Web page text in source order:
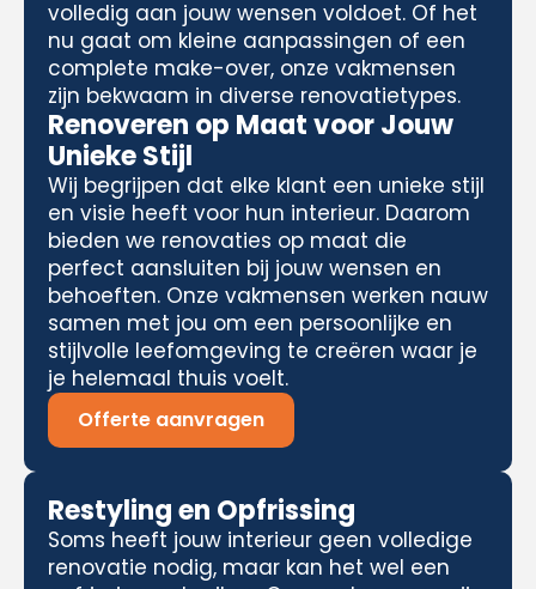
volledig aan jouw wensen voldoet. Of het
nu gaat om kleine aanpassingen of een
complete make-over, onze vakmensen
zijn bekwaam in diverse renovatietypes.
Renoveren op Maat voor Jouw
Unieke Stijl
Wij begrijpen dat elke klant een unieke stijl
en visie heeft voor hun interieur. Daarom
bieden we renovaties op maat die
perfect aansluiten bij jouw wensen en
behoeften. Onze vakmensen werken nauw
samen met jou om een persoonlijke en
stijlvolle leefomgeving te creëren waar je
je helemaal thuis voelt.
Offerte aanvragen
Restyling en Opfrissing
Soms heeft jouw interieur geen volledige
renovatie nodig, maar kan het wel een